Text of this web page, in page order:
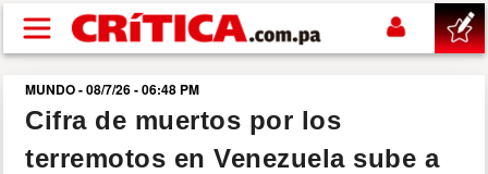
Pasar al contenido principal
buscar
SUCESOS
MUNDO - 08/7/26 - 06:48 PM
Cifra de muertos por los
terremotos en Venezuela sube a